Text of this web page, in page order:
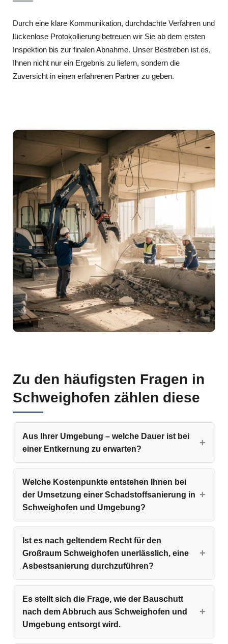
Durch eine klare Kommunikation, durchdachte Verfahren und
lückenlose Protokollierung betreuen wir Sie ab dem ersten
Inspektion bis zur finalen Abnahme. Unser Bestreben ist es,
Ihnen nicht nur ein Ergebnis zu liefern, sondern die
Zuversicht in einen erfahrenen Partner zu geben.
Zu den häufigsten Fragen in
Schweighofen zählen diese
Aus Ihrer Umgebung – welche Dauer ist bei
einer Entkernung zu erwarten?
Welche Kostenpunkte entstehen Ihnen bei
der Umsetzung einer Schadstoffsanierung in
Schweighofen und Umgebung?
Ist es nach geltendem Recht für den
Großraum Schweighofen unerlässlich, eine
Asbestsanierung durchzuführen?
Es stellt sich die Frage, wie der Bauschutt
nach dem Abbruch aus Schweighofen und
Umgebung entsorgt wird.